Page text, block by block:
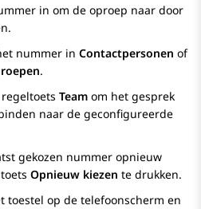
in om de oproep naar door
nummer in Contactpersonen of
.
Team om het gesprek
naar de geconfigureerde
gekozen nummer opnieuw
Opnieuw kiezen te drukken.
toestel op de telefoonscherm en